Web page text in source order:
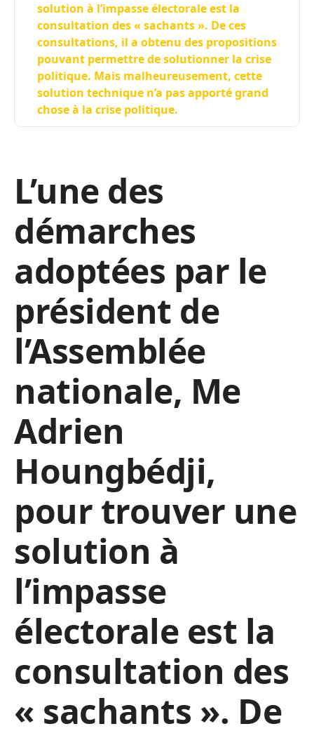
solution à l’impasse électorale est la
consultation des « sachants ». De ces
consultations, il a obtenu des propositions
pouvant permettre de solutionner la crise
politique. Mais malheureusement, cette
solution technique n’a pas apporté grand
chose à la crise politique.
L’une des
démarches
adoptées par le
président de
l’Assemblée
nationale, Me
Adrien
Houngbédji,
pour trouver une
solution à
l’impasse
électorale est la
consultation des
« sachants ». De